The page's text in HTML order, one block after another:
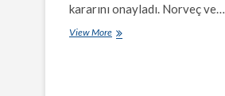
kararını onayladı. Norveç ve…
View Moreİspanya,